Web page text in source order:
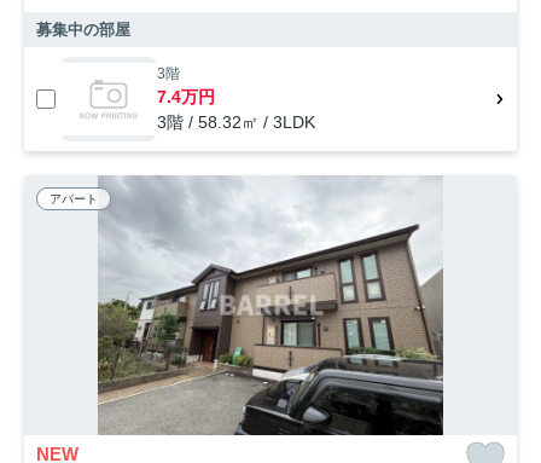
募集中の部屋
3階
7.4万円
3階 / 58.32㎡ / 3LDK
アパート
NEW